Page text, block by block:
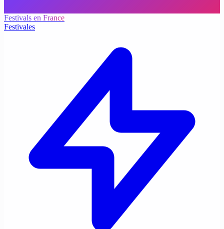
Festivals en France
Festivales